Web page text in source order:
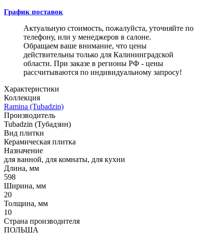
График поставок
Актуальную стоимость, пожалуйста, уточняйте по
телефону, или у менеджеров в салоне.
Обращаем ваше внимание, что цены
действительны только для Калининградской
области. При заказе в регионы РФ - цены
рассчитываются по индивидуальному запросу!
Характеристики
Коллекция
Ramina (Tubadzin)
Производитель
Tubadzin (Тубадзин)
Вид плитки
Керамическая плитка
Назначение
для ванной, для комнаты, для кухни
Длина, мм
598
Ширина, мм
20
Толщина, мм
10
Страна производителя
ПОЛЬША